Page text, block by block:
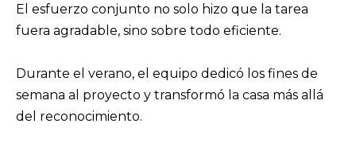
El esfuerzo conjunto no solo hizo que la tarea
fuera agradable, sino sobre todo eficiente.
Durante el verano, el equipo dedicó los fines de
semana al proyecto y transformó la casa más allá
del reconocimiento.